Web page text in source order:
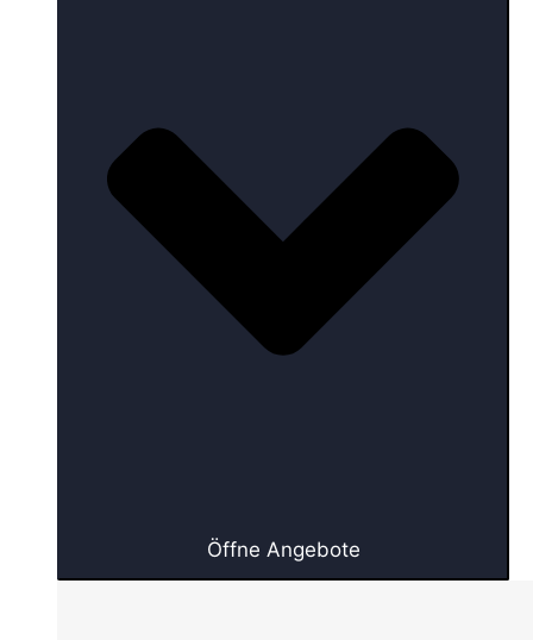
Öffne Angebote